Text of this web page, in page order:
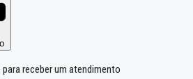
receber um atendimento